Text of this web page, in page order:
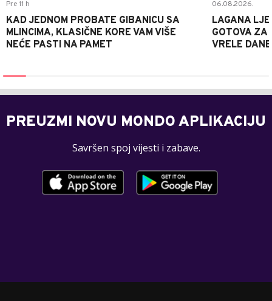
Pre 11 h
KAD JEDNOM PROBATE GIBANICU SA
MLINCIMA, KLASIČNE KORE VAM VIŠE
NEĆE PASTI NA PAMET
06.08.2026.
LAGANA
GOTOVA ZA
VRELE DANE
PREUZMI NOVU MONDO APLIKACIJU
Savršen spoj vijesti i zabave.